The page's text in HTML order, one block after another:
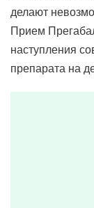
делают
Прием
наступления
препарата на